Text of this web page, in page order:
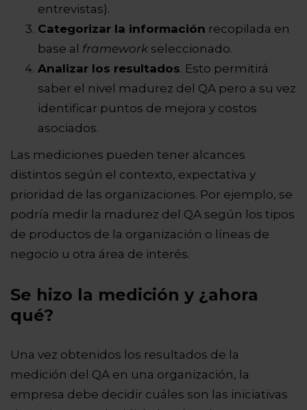
entrevistas).
Categorizar la información recopilada en
base al framework seleccionado.
Analizar los resultados. Esto permitirá
saber el nivel madurez del QA pero a su vez
identificar puntos de mejora y costos
asociados.
Las mediciones pueden tener alcances
distintos según el contexto, expectativa y
prioridad de las organizaciones. Por ejemplo, se
podría medir la madurez del QA según los tipos
de productos de la organización o líneas de
negocio u otra área de interés.
Se hizo la medición y ¿ahora
qué?
Una vez obtenidos los resultados de la
medición del QA en una organización, la
empresa debe decidir cuáles son las iniciativas